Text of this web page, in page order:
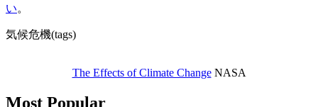
い。
気候危機(tags)
The Effects of Climate ChangeNASA
Most Popular